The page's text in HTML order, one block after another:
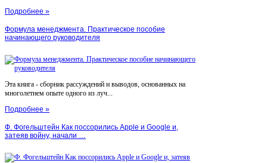
Подробнее »
Формула менеджмента. Практическое пособие
начинающего руководителя
Эта книга - сборник рассуждений и выводов, основанных на
многолетнем опыте одного из луч...
Подробнее »
Ф. Фогельштейн Как поссорились Apple и Google и,
затеяв войну, начали …